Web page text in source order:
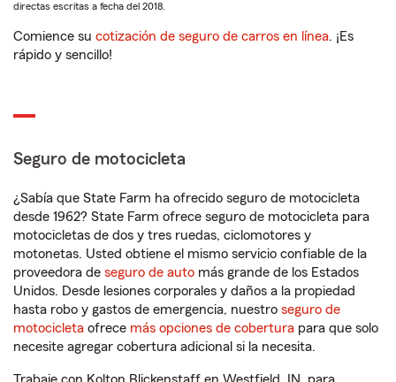
directas escritas a fecha del 2018.
Comience su cotización de seguro de carros en línea. ¡Es
rápido y sencillo!
Seguro de motocicleta
¿Sabía que State Farm ha ofrecido seguro de motocicleta
desde 1962? State Farm ofrece seguro de motocicleta para
motocicletas de dos y tres ruedas, ciclomotores y
motonetas. Usted obtiene el mismo servicio confiable de la
proveedora de seguro de auto más grande de los Estados
Unidos. Desde lesiones corporales y daños a la propiedad
hasta robo y gastos de emergencia, nuestro seguro de
motocicleta ofrece más opciones de cobertura para que solo
necesite agregar cobertura adicional si la necesita.